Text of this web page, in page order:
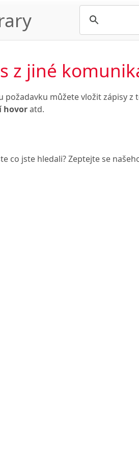
z jiné
požadavku můžete vložit zápisy
hovoratd.
co jste hledali? Zeptejte se